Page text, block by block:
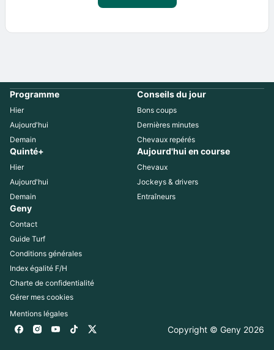
Programme
Hier
Aujourd'hui
Demain
Conseils du jour
Bons coups
Dernières minutes
Chevaux repérés
Quinté+
Hier
Aujourd'hui
Demain
Aujourd'hui en course
Chevaux
Jockeys & drivers
Entraîneurs
Geny
Contact
Guide Turf
Conditions générales
Index égalité F/H
Charte de confidentialité
Gérer mes cookies
Mentions légales
Copyright © Geny 2026